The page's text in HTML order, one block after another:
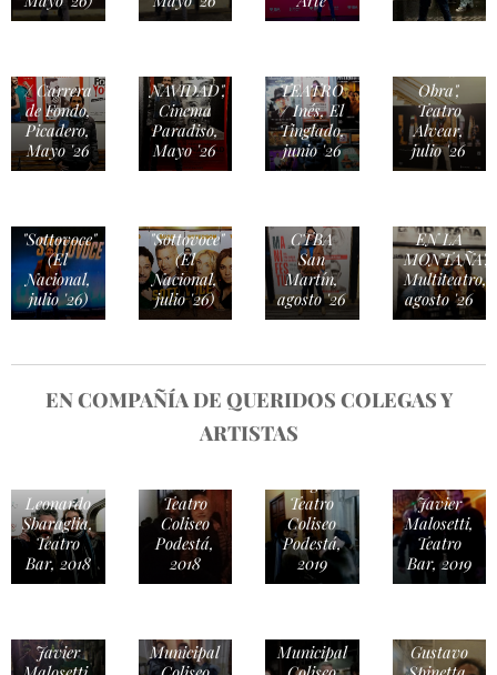
/ Carrera
de Fondo,
Picadero,
Mayo '26
NAVIDAD",
Cinema
Paradiso,
Mayo '26
TEATRO
/ Inés, El
Tinglado,
junio '26
Obra",
Teatro
Alvear,
julio '26
"Sottovoce"
(El
Nacional,
julio '26)
"Sottovoce"
(El
Nacional,
julio '26)
CTBA
San
Martín,
agosto '26
EN LA
MONTAÑA",
Multiteatro,
agosto '26
EN COMPAÑÍA DE QUERIDOS COLEGAS Y
ARTISTAS
Leonardo
Sbaraglia,
Teatro
Bar, 2018
Teatro
Coliseo
Podestá,
2018
Teatro
Coliseo
Podestá,
2019
Javier
Malosetti,
Teatro
Bar, 2019
Javier
Municipal
Municipal
Gustavo